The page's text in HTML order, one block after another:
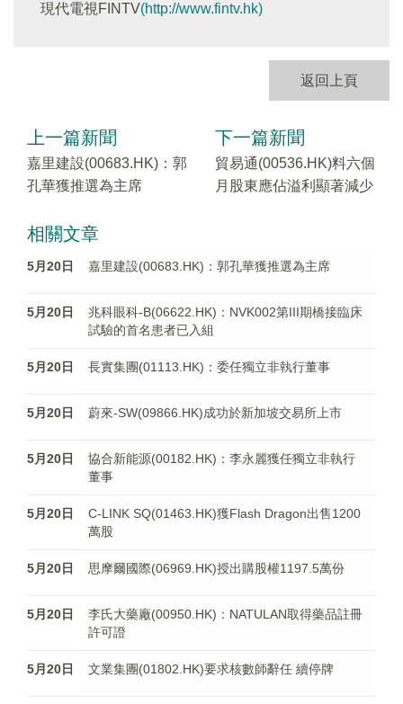
現代電視FINTV(http://www.fintv.hk)
返回上頁
上一篇新聞
嘉里建設(00683.HK)：郭
孔華獲推選為主席
下一篇新聞
貿易通(00536.HK)料六個
月股東應佔溢利顯著減少
相關文章
5月20日 嘉里建設(00683.HK)：郭孔華獲推選為主席
5月20日
兆科眼科-B(06622.HK)：NVK002第III期橋接臨床
試驗的首名患者已入組
5月20日 長實集團(01113.HK)：委任獨立非執行董事
5月20日 蔚來-SW(09866.HK)成功於新加坡交易所上市
5月20日
協合新能源(00182.HK)：李永麗獲任獨立非執行
董事
5月20日
C-LINK SQ(01463.HK)獲Flash Dragon出售1200
萬股
5月20日 思摩爾國際(06969.HK)授出購股權1197.5萬份
5月20日
李氏大藥廠(00950.HK)：NATULAN取得藥品註冊
許可證
5月20日 文業集團(01802.HK)要求核數師辭任 續停牌